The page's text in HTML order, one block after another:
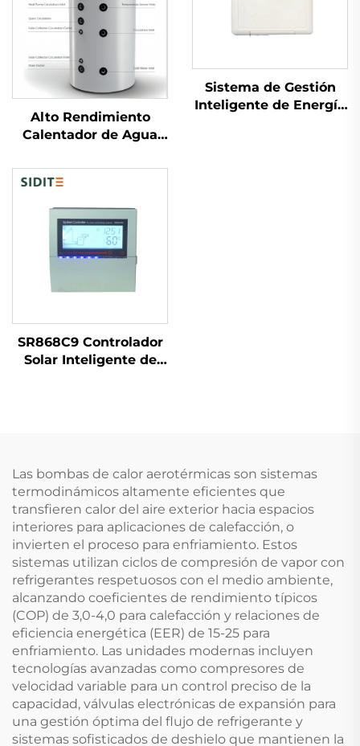
Alto Rendimiento
Calentador de Agua
Capacidad SP-T
Almacenamiento
Presurizado Colección
de Calor Multiusos
para Hoteles Libre de
Pie
Sistema de Gestión
Inteligente de Energía
SR868C9 Controlador
Solar Inteligente de
Calefactoras
Las bombas de calor aerotérmicas son sistemas
termodinámicos altamente eficientes que
transfieren calor del aire exterior hacia espacios
interiores para aplicaciones de calefacción, o
invierten el proceso para enfriamiento. Estos
sistemas utilizan ciclos de compresión de vapor con
refrigerantes respetuosos con el medio ambiente,
alcanzando coeficientes de rendimiento típicos
(COP) de 3,0-4,0 para calefacción y relaciones de
eficiencia energética (EER) de 15-25 para
enfriamiento. Las unidades modernas incluyen
tecnologías avanzadas como compresores de
velocidad variable para un control preciso de la
capacidad, válvulas electrónicas de expansión para
una gestión óptima del flujo de refrigerante y
sistemas sofisticados de deshielo que mantienen la